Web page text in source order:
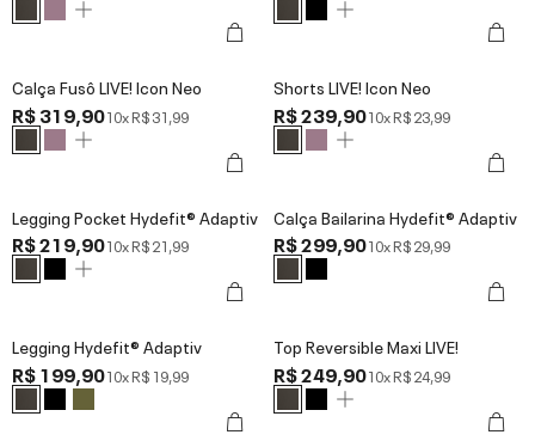
Calça Fusô LIVE! Icon Neo
R$ 319,9010xR$ 31,99
Shorts LIVE! Icon Neo
R$ 239,9010xR$ 23,99
Legging Pocket Hydefit® Adaptiv
R$ 219,9010xR$ 21,99
Calça Bailarina Hydefit® Adaptiv
R$ 299,9010xR$ 29,99
Legging Hydefit® Adaptiv
R$ 199,9010xR$ 19,99
Top Reversible Maxi LIVE!
R$ 249,9010xR$ 24,99